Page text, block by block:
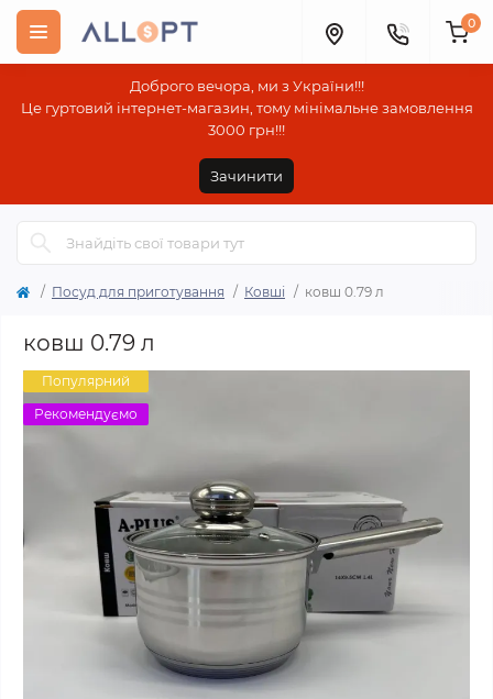
Доброго вечора, ми з України!!!
Це гуртовий інтернет-магазин, тому мінімальне замовлення
3000 грн!!!
Зачинити
0
Посуд для приготування Ковші ковш 0.79 л
ковш 0.79 л
Популярний
Рекомендуємо